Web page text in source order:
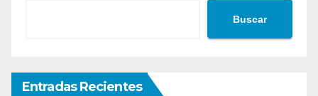
Buscar
Entradas Recientes